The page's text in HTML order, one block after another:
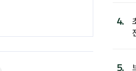
4.
5.